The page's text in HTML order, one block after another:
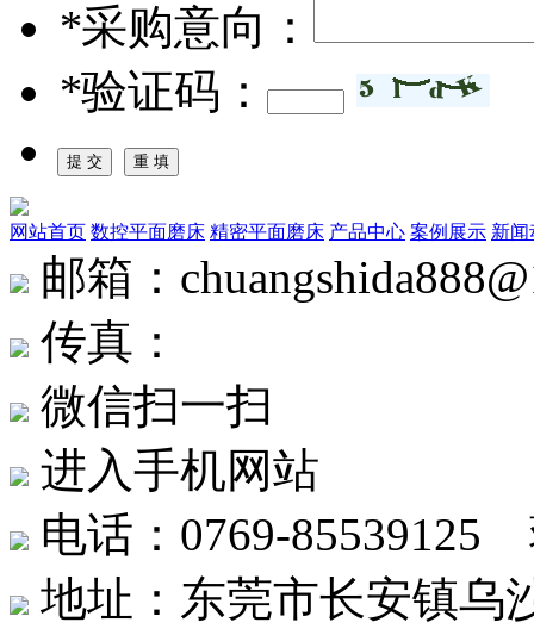
*采购意向：
*验证码：
网站首页 数控平面磨床 精密平面磨床 产品中心 案例展示 新闻
邮箱：
传真：
微信扫一扫
进入手机网站
电话：0769-85539125
地址：东莞市长安镇乌